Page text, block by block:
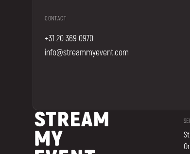
CONTACT
+31 20 369 0970
info@streammyevent.com